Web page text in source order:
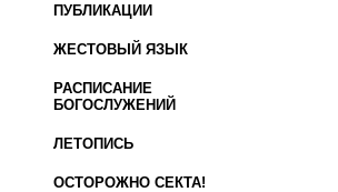
ПУБЛИКАЦИИ
ЖЕСТОВЫЙ ЯЗЫК
РАСПИСАНИЕ
БОГОСЛУЖЕНИЙ
ЛЕТОПИСЬ
ОСТОРОЖНО СЕКТА!